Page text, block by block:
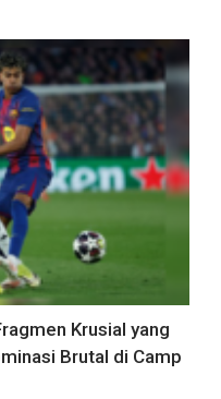
Krusial yang
Brutal di Camp